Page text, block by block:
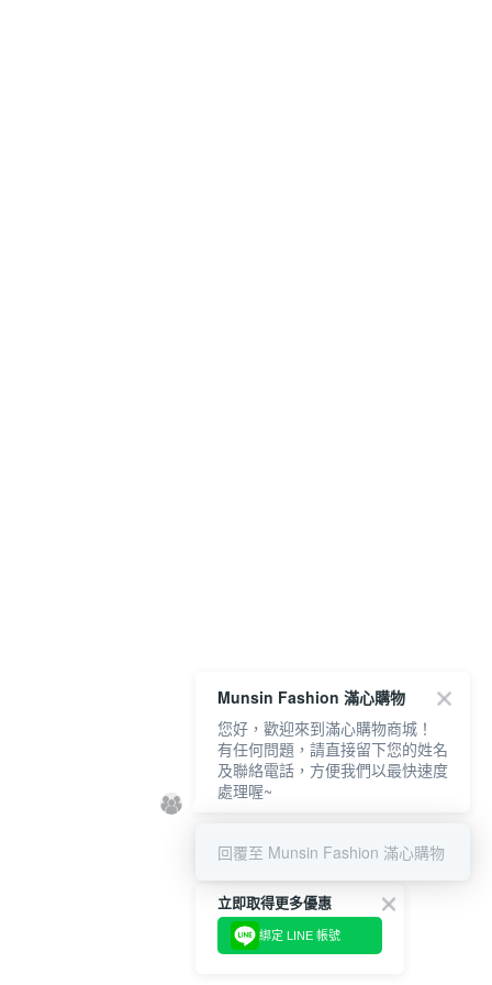
立即取得更多優惠
綁定 LINE 帳號
Munsin Fashion 滿心購物
您好，歡迎來到滿心購物商城！
有任何問題，請直接留下您的姓名
及聯絡電話，方便我們以最快速度
處理喔~
回覆至 Munsin Fashion 滿心購物